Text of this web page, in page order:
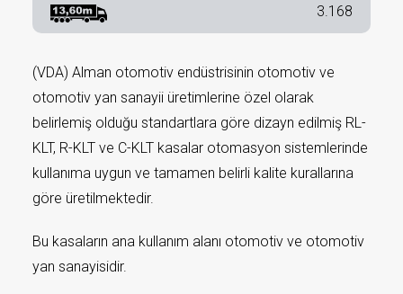
3.168
(VDA) Alman otomotiv endüstrisinin otomotiv ve
otomotiv yan sanayii üretimlerine özel olarak
belirlemiş olduğu standartlara göre dizayn edilmiş RL-
KLT, R-KLT ve C-KLT kasalar otomasyon sistemlerinde
kullanıma uygun ve tamamen belirli kalite kurallarına
göre üretilmektedir.
Bu kasaların ana kullanım alanı otomotiv ve otomotiv
yan sanayisidir.